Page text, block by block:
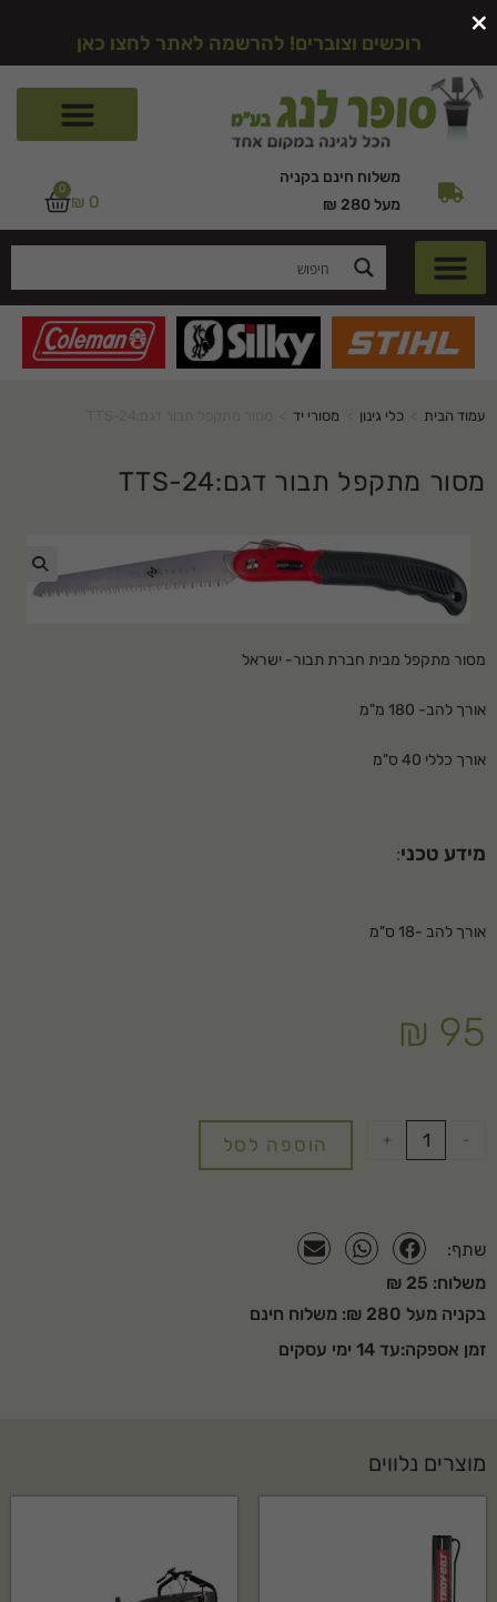
רוכשים וצוברים! להרשמה לאתר לחצו כאן
משלוח חינם בקניה
מעל 280 ₪
₪ 0
0
עמוד הבית כלי גינון מסורי יד
מסור מתקפל תבור דגם:TTS-24
🔍
מסור מתקפל מבית חברת תבור- ישראל
אורך להב- 180 מ"מ
אורך כללי 40 ס"מ
מידע טכני:
אורך להב -18 ס"מ
₪ 95
-
+ הוספה לסל
שתף:
משלוח: 25 ₪
בקניה מעל 280 ₪: משלוח חינם
זמן אספקה:עד 14 ימי עסקים
מוצרים נלווים
×